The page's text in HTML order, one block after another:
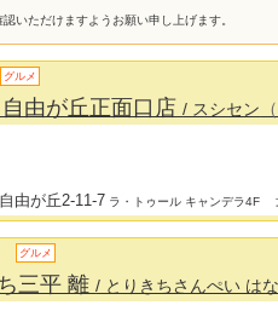
いただけますようお願い申し上げます。
グルメ
由が丘正面口店/ スシセン
由が丘2-11-7 ラ・トゥール キャンデラ4F
グルメ
三平 離/ とりきちさんぺい は